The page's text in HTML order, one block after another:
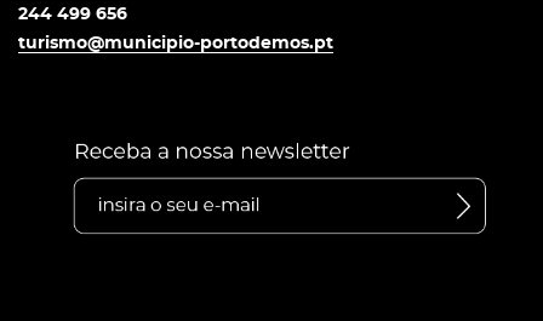
244 499 656
turismo@municipio-portodemos.pt